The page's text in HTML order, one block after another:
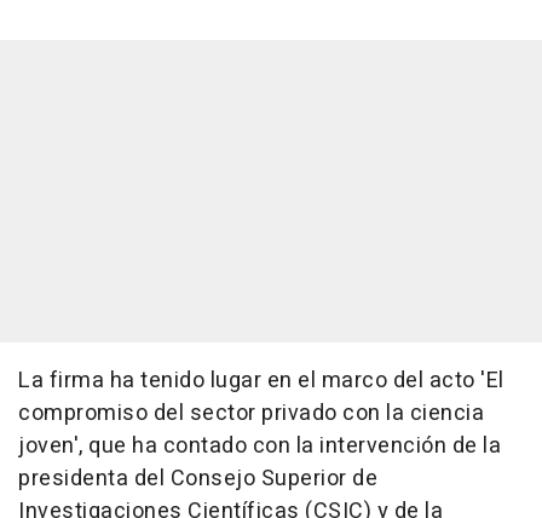
La firma ha tenido lugar en el marco del acto 'El
compromiso del sector privado con la ciencia
joven', que ha contado con la intervención de la
presidenta del Consejo Superior de
Investigaciones Científicas (CSIC) y de la